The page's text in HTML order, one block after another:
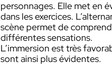
personnages. Elle met en
dans les exercices.
scène permet de
différentes sensations.
L’immersion est très
sont ainsi plus évidentes.